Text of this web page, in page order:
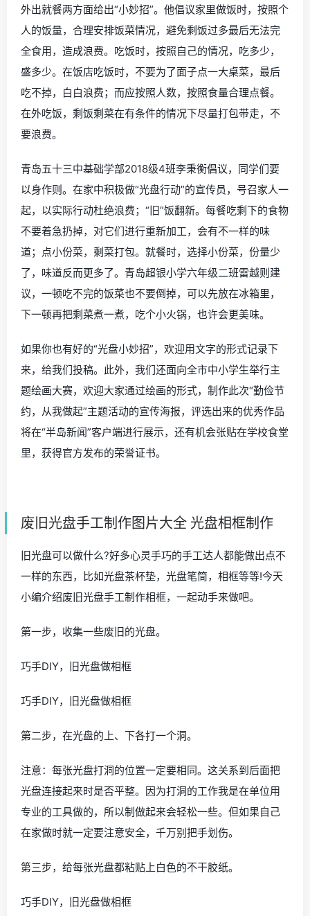
外出就餐两方面给出“小妙招”。他倡议家里做饭时，按照个
人的饭量，合理安排饭菜情况，避免剩饭过多最后无法完
全食用，造成浪费。吃饭时，按照自己的情况，吃多少，
盛多少。在饭店吃饭时，不要为了面子点一大桌菜，最后
吃不掉，白白浪费；而应按照人数，按照食量合理点餐。
在外吃饭，剩饭剩菜在有条件的情况下尽量打包带走，不
要浪费。
青岛五十三中基础学部2018级4班李秉衡倡议，同学们要
以身作则。在家中积极做“光盘行动”的宣传员，号召家人一
起，以实际行动杜绝浪费；“旧”饭翻新。每餐吃剩下的食物
不要着急扔掉，对它们进行重新加工，会有不一样的味
道；点小份菜，剩菜打包。就餐时，选择小份菜，份量少
了，味道反而更多了。青岛超银小学六年级二班雷越则建
议，一顿吃不完的饭菜也不要倒掉，可以先放在冰箱里，
下一顿再把剩菜煮一煮，吃个小火锅，也许会更美味。
如果你也有好的“光盘小妙招”，欢迎用文字的形式记录下
来，给我们投稿。此外，我们还面向全市中小学生举行主
题绘画大赛，欢迎大家通过绘画的形式，制作此次“勤俭节
约，从我做起”主题活动的宣传海报，评选出来的优秀作品
将在“半岛新闻”客户端进行展示，还有机会张贴在学校食堂
里，获得官方发布的荣誉证书。
一样的东西，比如光盘茶杯垫，光盘笔筒，相框等等!今天
第一步，收集一些废旧的光盘。
巧手DIY，旧光盘做相框
巧手DIY，旧光盘做相框
第二步，在光盘的上、下各打一个洞。